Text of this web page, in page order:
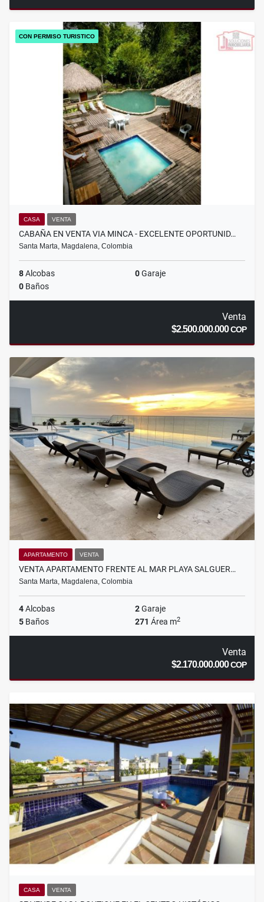
CON PERMISO TURISTICO
CASA VENTA
CABAÑA EN VENTA VIA MINCA - EXCELENTE OPORTUNID…
Santa Marta, Magdalena, Colombia
8Alcobas 0Garaje
0 Baños
Venta
$2.500.000.000COP
APARTAMENTO VENTA
VENTA APARTAMENTO FRENTE AL MAR PLAYA SALGUER…
Santa Marta, Magdalena, Colombia
4Alcobas 2Garaje
5 Baños 271 Área m2
Venta
$2.170.000.000COP
CASA VENTA